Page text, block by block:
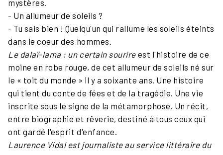
mystères.
- Un allumeur de soleils ?
- Tu sais bien ! Quelqu'un qui rallume les soleils éteints
dans le coeur des hommes.
Le dalaï-lama : un certain sourire est l'histoire de ce
moine en robe rouge, de cet allumeur de soleils né sur
le « toit du monde » il y a soixante ans. Une histoire
qui tient du conte de fées et de la tragédie. Une vie
inscrite sous le signe de la métamorphose. Un récit,
entre biographie et rêverie, destiné à tous ceux qui
ont gardé l'esprit d'enfance.
Laurence Vidal est journaliste au service littéraire du